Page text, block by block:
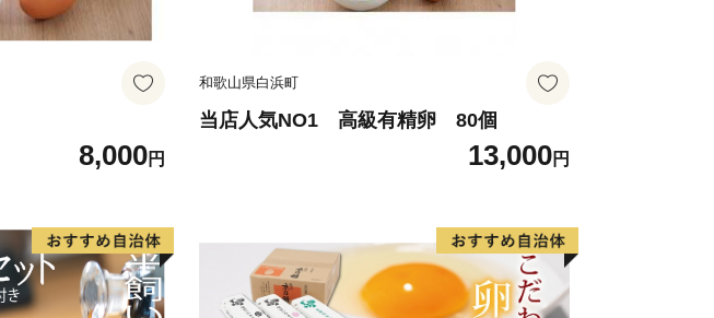
8,000円
和歌山県白浜町
当店人気NO1 高級有精卵 80個
13,000円